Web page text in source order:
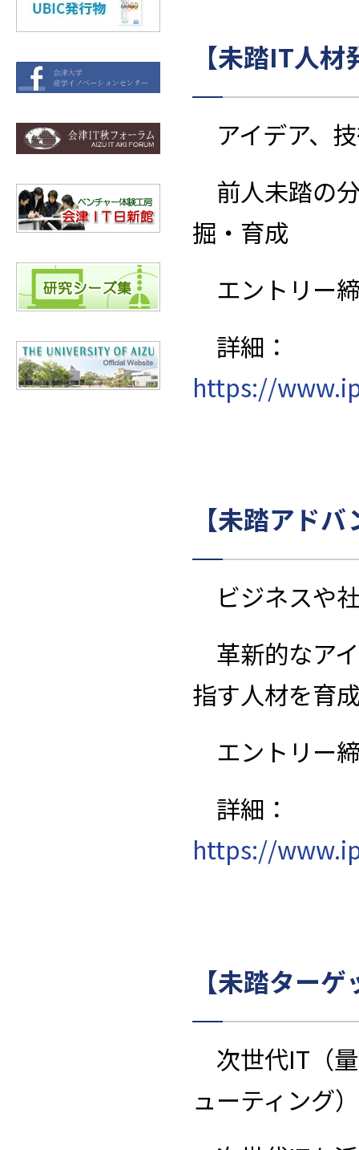
【未踏IT人材
アイデア、
前人未踏の
掘・育成
エントリ
詳細：
https://
【未踏アド
ビジネスや
革新的なア
指す人材を育
エントリ
詳細：
https://
【未踏ター
次世代IT （
ューティング